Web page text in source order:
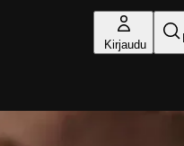
Kirjaudu